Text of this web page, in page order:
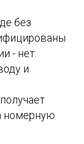
без
- нет.
и
номерную